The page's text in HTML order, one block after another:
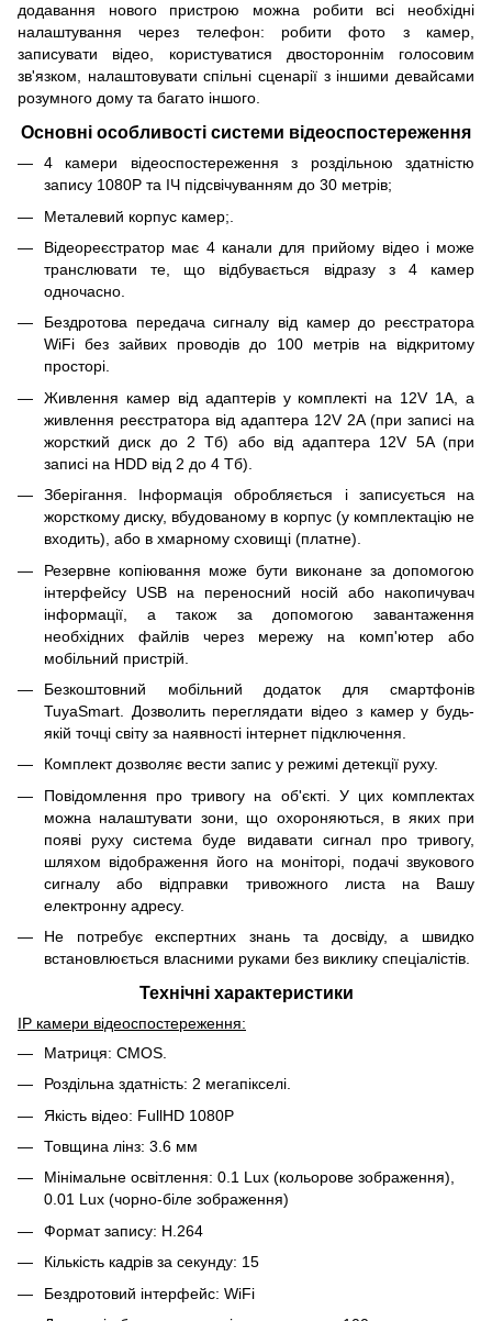
додавання нового пристрою можна робити всі необхідні
налаштування через телефон: робити фото з камер,
записувати відео, користуватися двостороннім голосовим
зв'язком, налаштовувати спільні сценарії з іншими девайсами
розумного дому та багато іншого.
Основні особливості системи відеоспостереження
4 камери відеоспостереження з роздільною здатністю
запису 1080P та ІЧ підсвічуванням до 30 метрів;
Металевий корпус камер;.
Відеореєстратор має 4 канали для прийому відео і може
транслювати те, що відбувається відразу з 4 камер
одночасно.
Бездротова передача сигналу від камер до реєстратора
WiFi без зайвих проводів до 100 метрів на відкритому
просторі.
Живлення камер від адаптерів у комплекті на 12V 1A, а
живлення реєстратора від адаптера 12V 2A (при записі на
жорсткий диск до 2 Тб) або від адаптера 12V 5A (при
записі на HDD від 2 до 4 Тб).
Зберігання. Інформація обробляється і записується на
жорсткому диску, вбудованому в корпус (у комплектацію не
входить), або в хмарному сховищі (платне).
Резервне копіювання може бути виконане за допомогою
інтерфейсу USB на переносний носій або накопичувач
інформації, а також за допомогою завантаження
необхідних файлів через мережу на комп'ютер або
мобільний пристрій.
Безкоштовний мобільний додаток для смартфонів
TuyaSmart. Дозволить переглядати відео з камер у будь-
якій точці світу за наявності інтернет підключення.
Комплект дозволяє вести запис у режимі детекції руху.
Повідомлення про тривогу на об'єкті. У цих комплектах
можна налаштувати зони, що охороняються, в яких при
появі руху система буде видавати сигнал про тривогу,
шляхом відображення його на моніторі, подачі звукового
сигналу або відправки тривожного листа на Вашу
електронну адресу.
Не потребує експертних знань та досвіду, а швидко
встановлюється власними руками без виклику спеціалістів.
Технічні характеристики
IP камери відеоспостереження:
Матриця: CMOS.
Роздільна здатність: 2 мегапікселі.
Якість відео: FullHD 1080P
Товщина лінз: 3.6 мм
Мінімальне освітлення: 0.1 Lux (кольорове зображення),
0.01 Lux (чорно-біле зображення)
Формат запису: H.264
Кількість кадрів за секунду: 15
Бездротовий інтерфейс: WiFi